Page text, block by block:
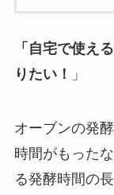
「自宅で使え
りたい！
」
オーブンの発
時間がもった
る発酵時間の